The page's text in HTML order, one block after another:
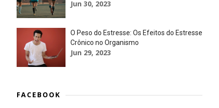
Jun 30, 2023
O Peso do Estresse: Os Efeitos do Estresse
Crônico no Organismo
Jun 29, 2023
FACEBOOK